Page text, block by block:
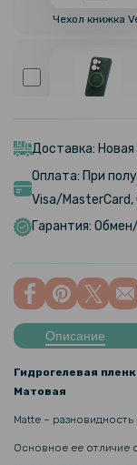
Чехол книжка
Чехол Velvet
Чехол
Прозрачный
Матовый чехол
Доставка:
Оплата: При
Visa/MasterCard,
Гарантия:
Описание
Гидрогелевая
Матовая
Matte –
Основное ее отличие